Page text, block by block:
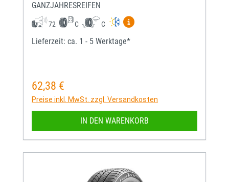
GANZJAHRESREIFEN
72 C C
Mehr Informationen zum
Lieferzeit: ca. 1 - 5 Werktage*
Regulärer Preis:
62,38 €
Preise inkl. MwSt. zzgl. Versandkosten
IN DEN WARENKORB